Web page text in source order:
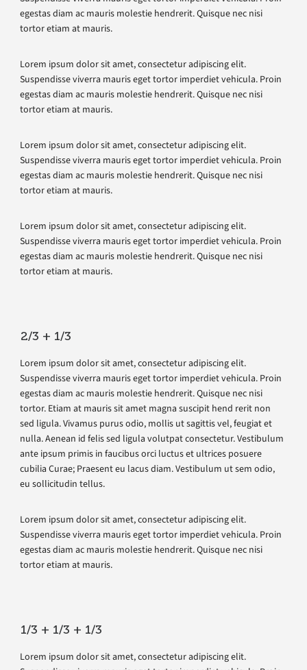
egestas diam ac mauris molestie hendrerit. Quisque nec nisi
tortor etiam at mauris.
Lorem ipsum dolor sit amet, consectetur adipiscing elit.
Suspendisse viverra mauris eget tortor imperdiet vehicula. Proin
egestas diam ac mauris molestie hendrerit. Quisque nec nisi
tortor etiam at mauris.
Lorem ipsum dolor sit amet, consectetur adipiscing elit.
Suspendisse viverra mauris eget tortor imperdiet vehicula. Proin
egestas diam ac mauris molestie hendrerit. Quisque nec nisi
tortor etiam at mauris.
Lorem ipsum dolor sit amet, consectetur adipiscing elit.
Suspendisse viverra mauris eget tortor imperdiet vehicula. Proin
egestas diam ac mauris molestie hendrerit. Quisque nec nisi
tortor etiam at mauris.
2/3 + 1/3
Lorem ipsum dolor sit amet, consectetur adipiscing elit.
Suspendisse viverra mauris eget tortor imperdiet vehicula. Proin
egestas diam ac mauris molestie hendrerit. Quisque nec nisi
tortor. Etiam at mauris sit amet magna suscipit hend rerit non
sed ligula. Vivamus purus odio, mollis ut sagittis vel, feugiat et
nulla. Aenean id felis sed ligula volutpat consectetur. Vestibulum
ante ipsum primis in faucibus orci luctus et ultrices posuere
cubilia Curae; Praesent eu lacus diam. Vestibulum ut sem odio,
eu sollicitudin tellus.
Lorem ipsum dolor sit amet, consectetur adipiscing elit.
Suspendisse viverra mauris eget tortor imperdiet vehicula. Proin
egestas diam ac mauris molestie hendrerit. Quisque nec nisi
tortor etiam at mauris.
1/3 + 1/3 + 1/3
Lorem ipsum dolor sit amet, consectetur adipiscing elit.